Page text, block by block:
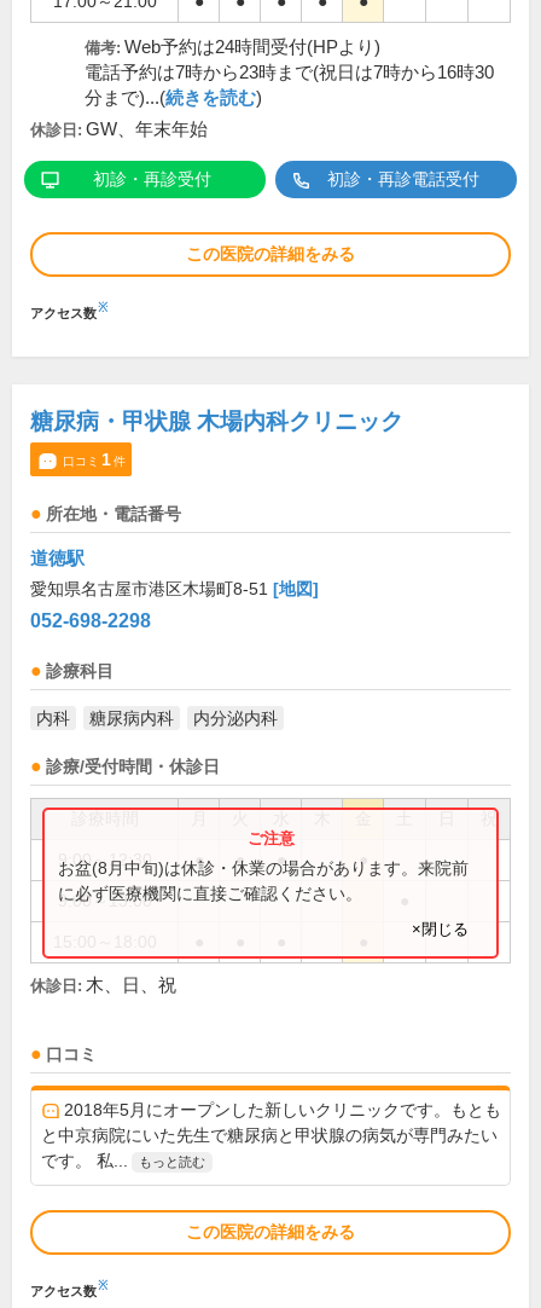
備考: Web予約は24時間受付(HPより)
電話予約は7時から23時まで(祝日は7時から16時30
分まで)...(続きを読む)
休診日: GW、年末年始
初診・再診受付 初診・再診電話受付
この医院の詳細をみる
アクセス数※
糖尿病・甲状腺 木場内科クリニック
口コミ 1件
所在地・電話番号
道徳駅
愛知県名古屋市港区木場町8-51 [地図]
052-698-2298
診療科目
内科 糖尿病内科 内分泌内科
診療/受付時間・休診日
祝
9:00～12:30 ● ● ● ●
9:00～13:00
お盆(8月中旬)は休診・休業の場合があります。来院前
に必ず医療機関に直接ご確認ください。
×閉じる
休診日: 木、日、祝
口コミ
2018年5月にオープンした新しいクリニックです。もとも
と中京病院にいた先生で糖尿病と甲状腺の病気が専門みたい
です。 私...
もっと読む
この医院の詳細をみる
アクセス数※